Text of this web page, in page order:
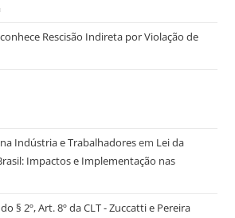
Rescisão Indireta por Violação de
Indústria e Trabalhadoresem Lei da
Impactos e Implementação nas
§ 2º, Art. 8º da CLT - Zuccatti e Pereira